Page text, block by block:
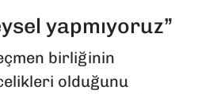
yapmıyoruz”
birliğinin
olduğunu